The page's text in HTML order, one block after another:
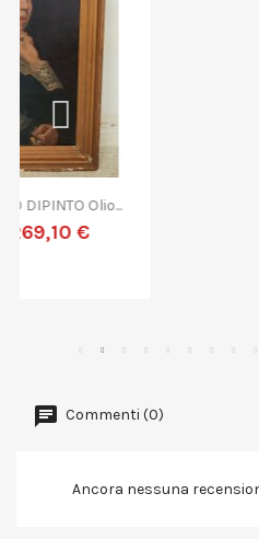
Commenti (0)
Ancora nessuna